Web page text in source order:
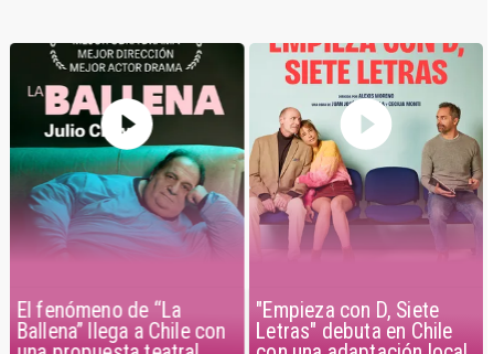
El fenómeno de “La
Ballena” llega a Chile con
"Empieza con D, Siete
Letras" debuta en Chile